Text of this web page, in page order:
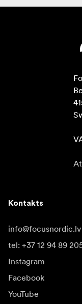
Kontakts
info@focusnordic.lv
tel: +37 12 94 89
Instagram
Facebook
YouTube